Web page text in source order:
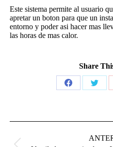
Este sistema permite al usuario
apretar un boton para que un
entorno y poder asi hacer mas
las horas de mas calor.
Share
Share
Share
publicaciones